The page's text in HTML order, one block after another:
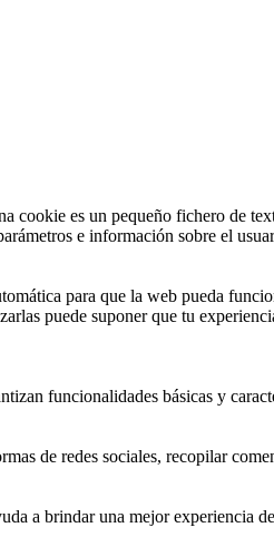
es un pequeño fichero de
e información sobre el
para que la web pueda
puede suponer que tu
funcionalidades básicas y
de redes sociales, recopilar
a brindar una mejor experiencia